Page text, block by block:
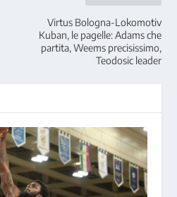
Virtus Bologna-Lokomotiv
Kuban, le pagelle: Adams che
partita, Weems precisissimo,
Teodosic leader